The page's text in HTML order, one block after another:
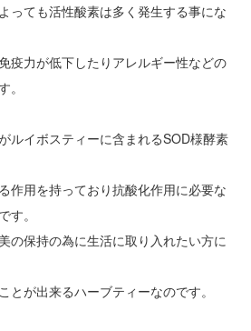
っても活性酸素は多く発生する事にな
疫力が低下したりアレルギー性などの
ルイボスティーに含まれるSOD様酵素
作用を持っており抗酸化作用に必要な
。
の保持の為に生活に取り入れたい方に
とが出来るハーブティーなのです。